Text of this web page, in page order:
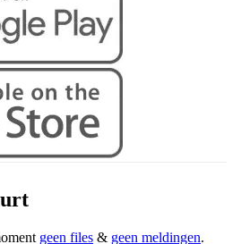
geen files & geen meldingen.